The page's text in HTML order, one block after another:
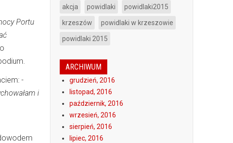
Portu
-
i
akcja powidlaki powidlaki2015
krzeszów powidlaki w krzeszowie
powidlaki 2015
ARCHIWUM
grudzień, 2016
listopad, 2016
październik, 2016
wrzesień, 2016
sierpień, 2016
lipiec, 2016